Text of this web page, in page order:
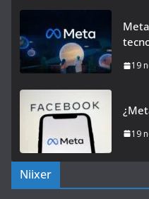
19
19
Niixer